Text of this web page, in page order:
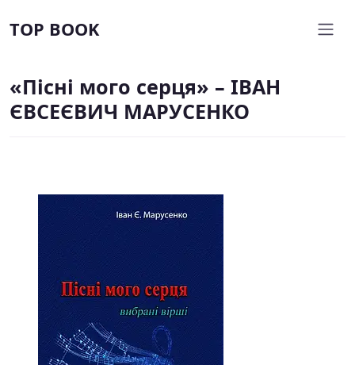
TOP BOOK
«Пісні мого серця» – ІВАН
ЄВСЕЄВИЧ МАРУСЕНКО